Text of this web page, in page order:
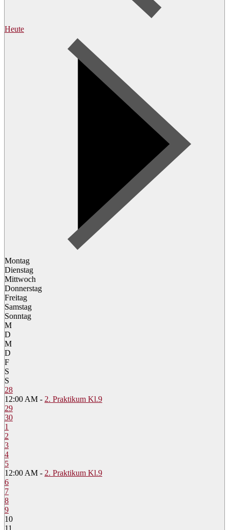
Heute
Montag
Dienstag
Mittwoch
Donnerstag
Freitag
Samstag
Sonntag
M
D
M
D
F
S
S
28
12:00 AM - 2. Praktikum Kl.9
29
30
1
2
3
4
5
12:00 AM - 2. Praktikum Kl.9
6
7
8
9
10
11